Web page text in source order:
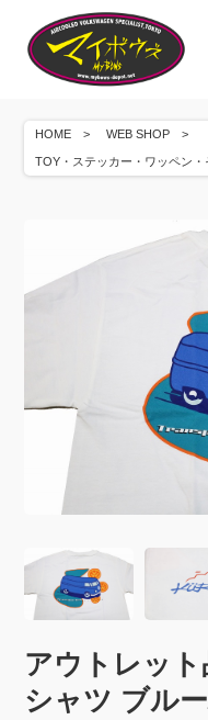
HOME WEB SHOP
TOY・ステッカー・ワッペン
アウトレッ
シャツ ブル